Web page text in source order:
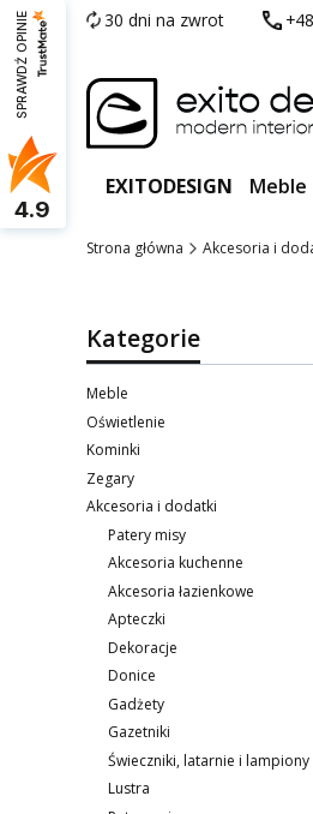
30 dni na zwrot
EXITODESIGN Meble
Strona główna Akcesoria i
Kategorie
Meble
Oświetlenie
Kominki
Zegary
Akcesoria i dodatki
Patery misy
Akcesoria kuchenne
Akcesoria łazienkowe
Apteczki
Dekoracje
Donice
Gadżety
Gazetniki
Świeczniki, latarnie i lampiony
Lustra
SPRAWDŹ OPINIE
4.9